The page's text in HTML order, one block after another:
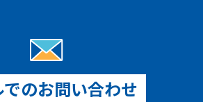
でのお問い合わせ